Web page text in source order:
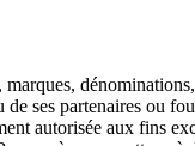
de ses partenaires ou
autorisée aux fins